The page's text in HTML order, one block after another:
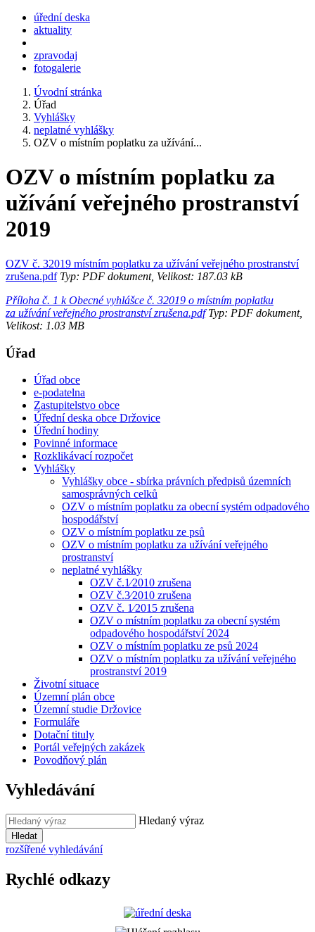
úřední deska
aktuality
zpravodaj
fotogalerie
Úvodní stránka
Úřad
Vyhlášky
neplatné vyhlášky
OZV o místním poplatku za užívání...
OZV o místním poplatku za
užívání veřejného prostranství
2019
OZV č. 32019 místním poplatku za užívání veřejného prostranství
zrušena.pdfTyp: PDF dokument, Velikost: 187.03 kB
Příloha č. 1 k Obecné vyhlášce č. 32019 o místním poplatku
za užívání veřejného prostranství zrušena.pdfTyp: PDF dokument,
Velikost: 1.03 MB
Úřad
Úřad obce
e-podatelna
Zastupitelstvo obce
Úřední deska obce Držovice
Úřední hodiny
Povinné informace
Rozklikávací rozpočet
Vyhlášky
Vyhlášky obce - sbírka právních předpisů územních
samosprávných celků
OZV o místním poplatku za obecní systém odpadového
hospodářství
OZV o místním poplatku ze psů
OZV o místním poplatku za užívání veřejného
prostranství
neplatné vyhlášky
OZV č.1⁄2010 zrušena
OZV č.3⁄2010 zrušena
OZV č. 1⁄2015 zrušena
OZV o místním poplatku za obecní systém
odpadového hospodářství 2024
OZV o místním poplatku ze psů 2024
OZV o místním poplatku za užívání veřejného
prostranství 2019
Životní situace
Územní plán obce
Územní studie Držovice
Formuláře
Dotační tituly
Portál veřejných zakázek
Povodňový plán
Vyhledávání
Hledaný výraz
Hledat
rozšířené vyhledávání
Rychlé odkazy